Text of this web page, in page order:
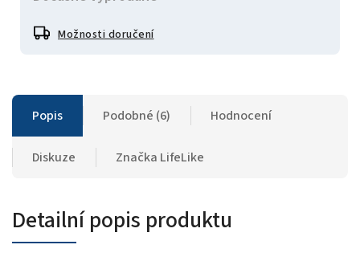
Možnosti doručení
Popis Podobné (6) Hodnocení
Diskuze Značka LifeLike
Detailní popis produktu